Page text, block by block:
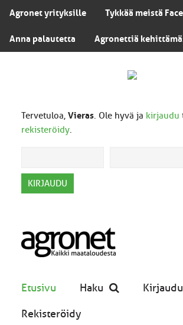
Agronet yrityksille Tykkää meistä
Anna palautetta Agronettiä
Tervetuloa, Vieras. Ole hyvä ja kirjaudu
rekisteröidy.
Etusivu Haku Kirjaudu
Rekisteröidy